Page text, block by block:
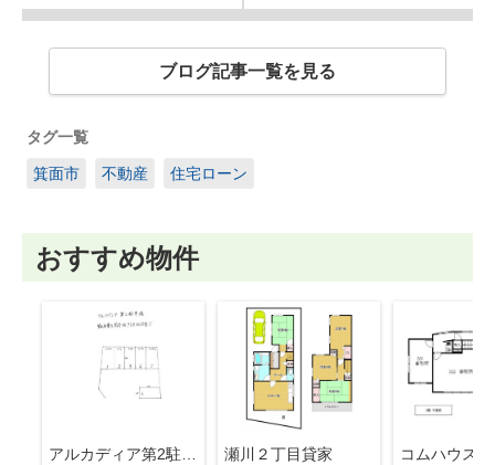
ブログ記事一覧を見る
タグ一覧
箕面市 不動産 住宅ローン
おすすめ物件
瀬川２丁目貸家